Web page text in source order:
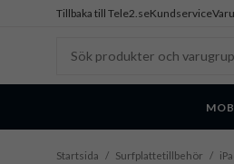
Tillbaka till Tele2.seKundservice
Startsida / Surfplattetillbehör /